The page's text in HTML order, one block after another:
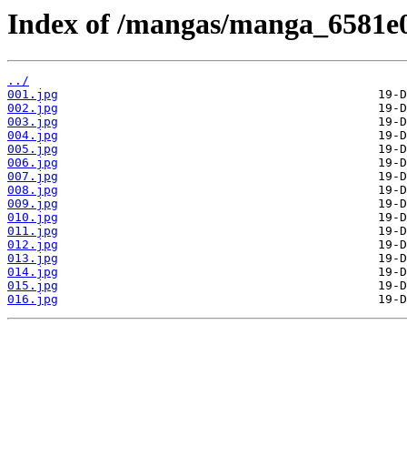
Index of /mangas/
../
001.jpg
002.jpg
003.jpg
004.jpg
005.jpg
006.jpg
007.jpg
008.jpg
009.jpg
010.jpg
011.jpg
012.jpg
013.jpg
014.jpg
015.jpg
016.jpg